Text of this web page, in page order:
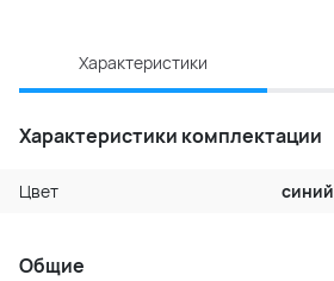
Характеристики
Характеристики комплектации
Цвет синий
Общие